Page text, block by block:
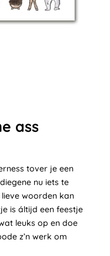
ass
tover je een
nu iets te
woorden kan
is áltijd een feestje
leuks op en doe
z’n werk om